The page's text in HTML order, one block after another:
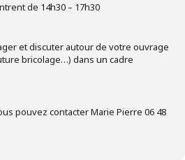
de 14h30 – 17h30
et discuter autour de votre ouvrage
bricolage…) dans un cadre
pouvez contacter Marie Pierre 06 48